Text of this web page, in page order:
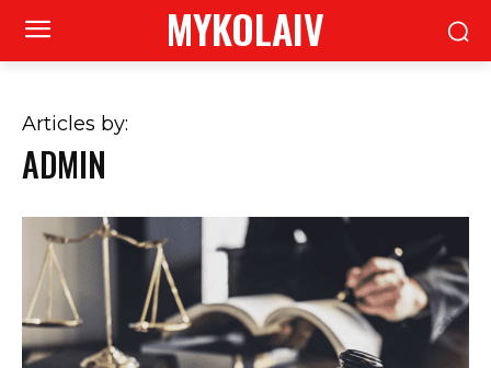
MYKOLAIV
Articles by:
ADMIN